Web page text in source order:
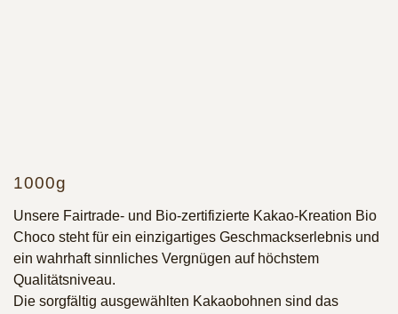
1000g
Unsere Fairtrade- und Bio-zertifizierte Kakao-Kreation Bio
Choco steht für ein einzigartiges Geschmackserlebnis und
ein wahrhaft sinnliches Vergnügen auf höchstem
Qualitätsniveau.
Die sorgfältig ausgewählten Kakaobohnen sind das